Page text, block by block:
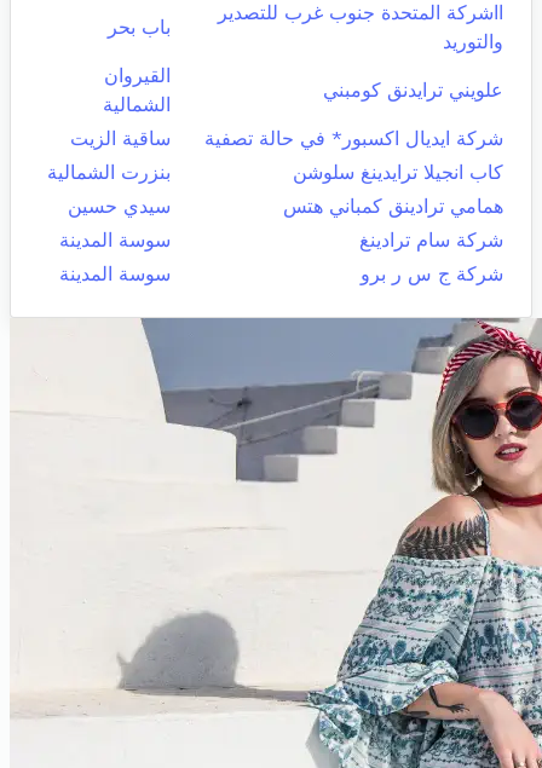
ااشركة المتحدة جنوب غرب للتصدير
والتوريد
باب بحر
علويني ترايدنق كومبني
القيروان
الشمالية
شركة ايديال اكسبور* في حالة تصفية
ساقية الزيت
كاب انجيلا ترايدينغ سلوشن
بنزرت الشمالية
همامي ترادينق كمباني هتس
سيدي حسين
شركة سام ترادينغ
سوسة المدينة
شركة ج س ر برو
سوسة المدينة